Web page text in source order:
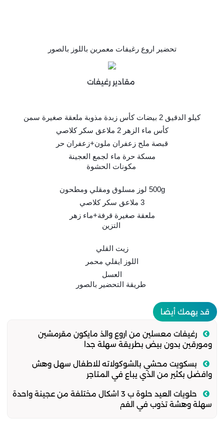
تحضير اروع رغيفات معمرين باللوز بالصور
مقادير رغيفات
كيلو الدقيق 2 بيضات كأس زبدة مذوبة ملعقة صغيرة سمن
كأس ماء الزهر 2 ملاعق سكر كلاصي
قبصة ملح زعفران ملون+زعفران حر
مسكة حرة ماء لجمع العجينة
مكونات الحشوة
500g لوز مسلوق ومقلي ومطحون
3 ملاعق سكر كلاصي
ملعقة صغيرة قرفة+ماء زهر
التزين
زيت القلي
اللوز ايفلي محمر
العسل
طريقة التحضير بالصور
قد يهمك أيضا
رغيفات معسلين من اروع والذ مايكون مقرمشين
ومورقين بدون بيض بطريقة سهلة جدا
بسكويت محشي بالشوكولاته للاطفال سهل وهش
وافضل بكثير من الذي يباع في المتاجر
حلويات العيد حلوة ب 3 اشكال مختلفة من عجينة واحدة
سهلة وهشة تذوب في الفم